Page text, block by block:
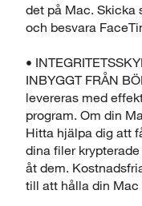
det på Mac. Skicka
och besvara
•
INBYGGT FRÅN
levereras med
program. Om din
Hitta hjälpa dig att
dina filer
åt dem.
till att hålla din Mac